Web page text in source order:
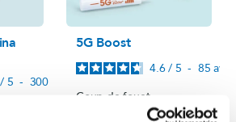
/ 5 - 300
5G Boost
4.6 / 5 - 85avis
Coup de fouet